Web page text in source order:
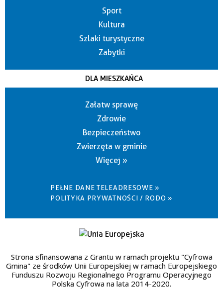
Sport
Kultura
Szlaki turystyczne
Zabytki
DLA MIESZKAŃCA
Załatw sprawę
Zdrowie
Bezpieczeństwo
Zwierzęta w gminie
Więcej »
PEŁNE DANE TELEADRESOWE »
POLITYKA PRYWATNOŚCI / RODO »
Strona sfinansowana z Grantu w ramach projektu "Cyfrowa
Gmina" ze środków Unii Europejskiej w ramach Europejskiego
Funduszu Rozwoju Regionalnego Programu Operacyjnego
Polska Cyfrowa na lata 2014-2020.